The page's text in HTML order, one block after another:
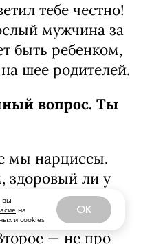
вы
на
и cookies
OK
тебе честно!
мужчина за
быть ребенком,
шее родителей.
вопрос. Ты
мы нарциссы.
здоровый ли у
любишь себя и
вообще не
— не про